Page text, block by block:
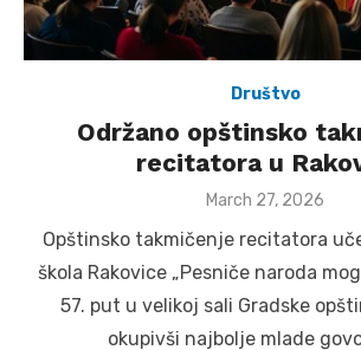
Društvo
Održano opštinsko
recitatora u
Posted
March 27, 2026
Opštinsko takmičenje recitatora
škola Rakovice „Pesniče naroda
57. put u velikoj sali Gradske
okupivši najbolje mlade